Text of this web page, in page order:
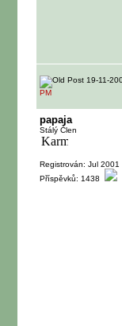
19-11-
PM
papaja
Stálý Člen
Registrován: Jul 2001
Příspěvků: 1438